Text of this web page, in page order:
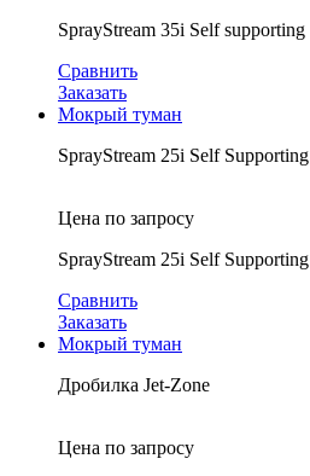
SprayStream 35i Self supporting
Сравнить
Заказать
Мокрый туман
SprayStream 25i Self Supporting
Цена по запросу
SprayStream 25i Self Supporting
Сравнить
Заказать
Мокрый туман
Дробилка Jet-Zone
Цена по запросу